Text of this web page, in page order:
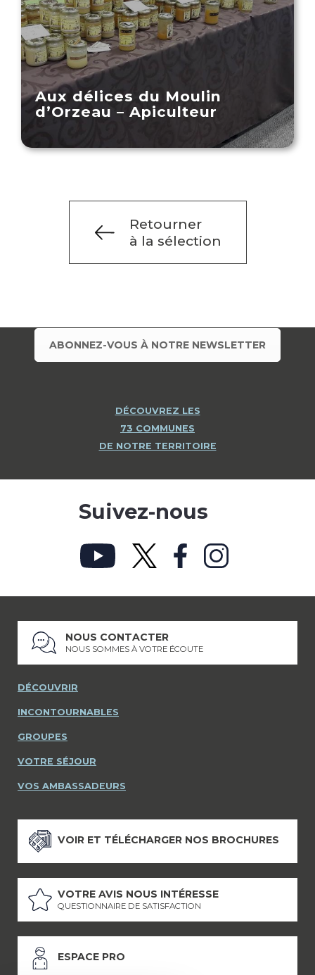
Aux délices du Moulin
d’Orzeau – Apiculteur
Retourner
à la sélection
ABONNEZ-VOUS À NOTRE NEWSLETTER
DÉCOUVREZ LES
73 COMMUNES
DE NOTRE TERRITOIRE
Suivez-nous
NOUS CONTACTER
NOUS SOMMES À VOTRE ÉCOUTE
DÉCOUVRIR
INCONTOURNABLES
GROUPES
VOTRE SÉJOUR
VOS AMBASSADEURS
VOIR ET TÉLÉCHARGER NOS BROCHURES
VOTRE AVIS NOUS INTÉRESSE
QUESTIONNAIRE DE SATISFACTION
ESPACE PRO